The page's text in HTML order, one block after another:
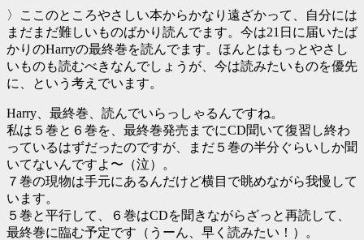
〉ここのところやさしい本からかなり遠ざかって、自分には
まだまだ難しいものばかり読んでます。今は21日に届いたば
かりのHarryの最終巻を読んでます。ほんとはもっとやさし
いものも読むべきなんでしょうが、今は読みたいものを優先
に、という考えでいます。
Harry、最終巻、読んでいらっしゃるんですね。
私は５巻と６巻を、最終巻発売までにCD聞いて復習し終わ
っているはずだったのですが、まだ５巻の半分ぐらいしか聞
いてないんですよ〜（泣）。
７巻の現物は手元にあるんだけど横目で眺めながら我慢して
います。
５巻と平行して、６巻はCDを聞きながらざっと再読して、
最終巻に臨む予定です（うーん、早く読みたい！）。